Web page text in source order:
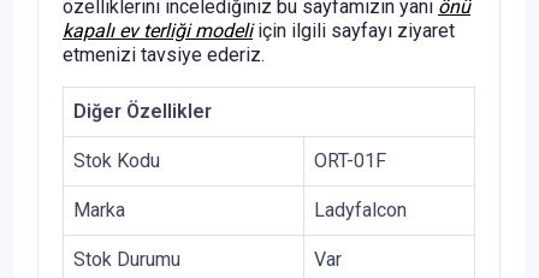
özelliklerini incelediğiniz bu sayfamızın yanı önü
kapalı ev terliği modeliiçin ilgili sayfayı ziyaret
etmenizi tavsiye ederiz.
Diğer Özellikler
Stok Kodu ORT-01F
Marka Ladyfalcon
Stok Durumu Var